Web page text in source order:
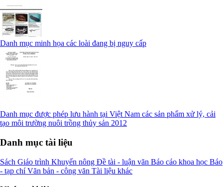
Danh mục minh họa các loài đang bị nguy cấp
Danh mục được phép lưu hành tại Việt Nam các sản phẩm xử lý, cải
tạo môi trường nuôi trồng thủy sản 2012
Danh mục tài liệu
Sách Giáo trình Khuyến nông Đề tài - luận văn Báo cáo khoa học Báo
- tạp chíVăn bản - công văn Tài liệu khác